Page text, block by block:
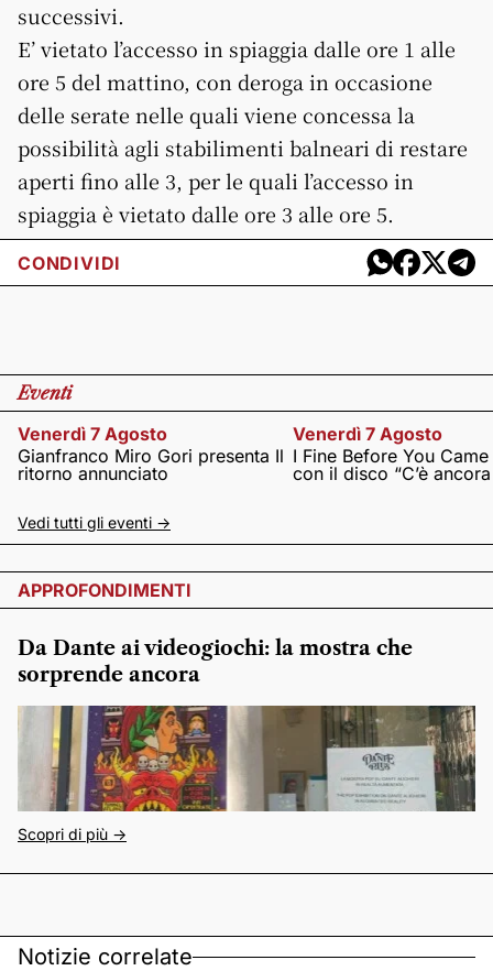
successivi.
E’ vietato l’accesso in spiaggia dalle ore 1 alle
ore 5 del mattino, con deroga in occasione
delle serate nelle quali viene concessa la
possibilità agli stabilimenti balneari di restare
aperti fino alle 3, per le quali l’accesso in
spiaggia è vietato dalle ore 3 alle ore 5.
CONDIVIDI
Eventi
Venerdì 7 Agosto
Gianfranco Miro Gori presenta Il
ritorno annunciato
Venerdì 7 Agosto
I Fine Before You
con il disco “C’è
Vedi tutti gli eventi ->
APPROFONDIMENTI
Da Dante ai videogiochi: la mostra che
sorprende ancora
Scopri di più ->
Notizie correlate